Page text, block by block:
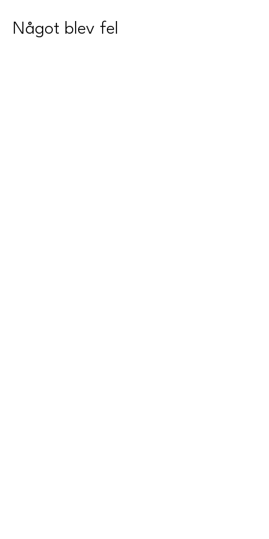
Något blev fel